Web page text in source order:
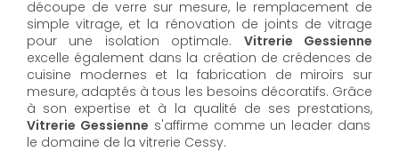
découpe de verre sur mesure, le remplacement de
simple vitrage, et la rénovation de joints de vitrage
pour une isolation optimale. Vitrerie Gessienne
excelle également dans la création de crédences de
cuisine modernes et la fabrication de miroirs sur
mesure, adaptés à tous les besoins décoratifs. Grâce
à son expertise et à la qualité de ses prestations,
Vitrerie Gessienne s'affirme comme un leader dans
le domaine de la vitrerie Cessy.